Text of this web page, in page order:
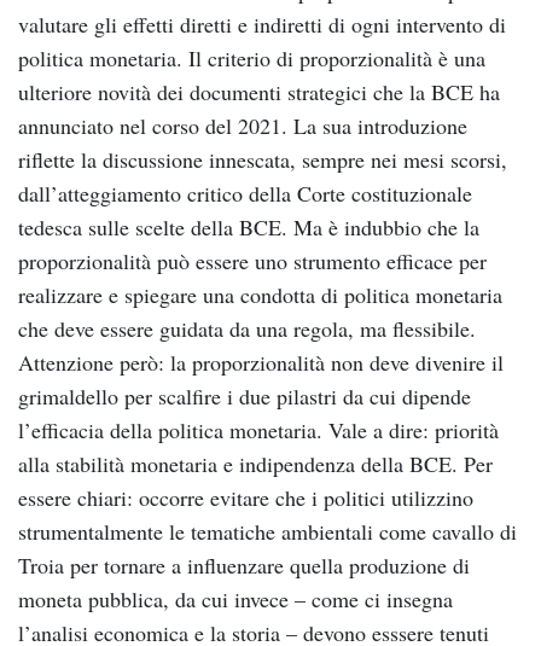
valutare gli effetti diretti e indiretti di ogni intervento di
politica monetaria. Il criterio di proporzionalità è una
ulteriore novità dei documenti strategici che la BCE ha
annunciato nel corso del 2021. La sua introduzione
riflette la discussione innescata, sempre nei mesi scorsi,
dall’atteggiamento critico della Corte costituzionale
tedesca sulle scelte della BCE. Ma è indubbio che la
proporzionalità può essere uno strumento efficace per
realizzare e spiegare una condotta di politica monetaria
che deve essere guidata da una regola, ma flessibile.
Attenzione però: la proporzionalità non deve divenire il
grimaldello per scalfire i due pilastri da cui dipende
l’efficacia della politica monetaria. Vale a dire: priorità
alla stabilità monetaria e indipendenza della BCE. Per
essere chiari: occorre evitare che i politici utilizzino
strumentalmente le tematiche ambientali come cavallo di
Troia per tornare a influenzare quella produzione di
moneta pubblica, da cui invece – come ci insegna
l’analisi economica e la storia – devono esssere tenuti